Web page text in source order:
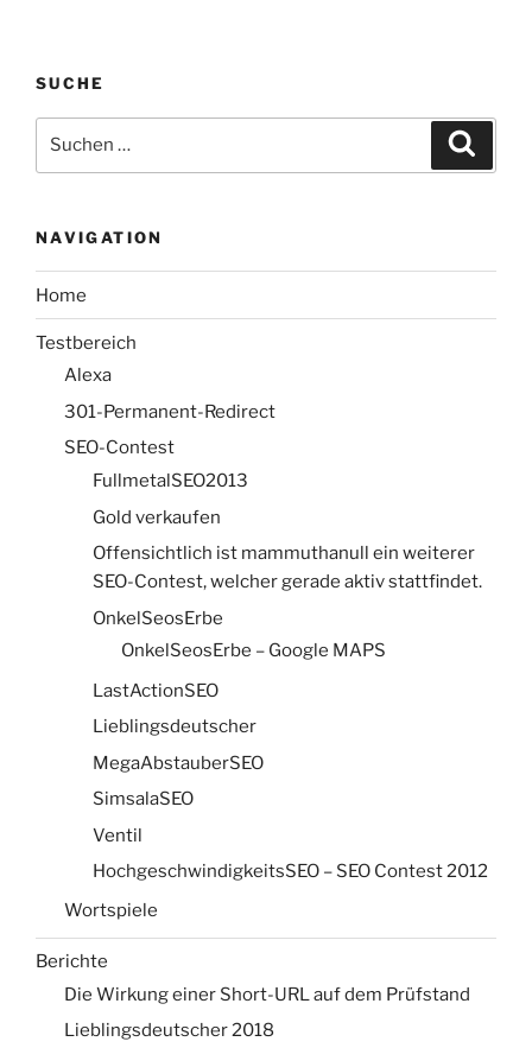
SUCHE
nach:
NAVIGATION
Home
Testbereich
Alexa
301-Permanent-Redirect
SEO-Contest
FullmetalSEO2013
Gold verkaufen
Offensichtlich ist mammuthanull ein weiterer
SEO-Contest, welcher gerade aktiv stattfindet.
OnkelSeosErbe
OnkelSeosErbe – Google MAPS
LastActionSEO
Lieblingsdeutscher
MegaAbstauberSEO
SimsalaSEO
Ventil
HochgeschwindigkeitsSEO – SEO Contest 2012
Wortspiele
Berichte
Die Wirkung einer Short-URL auf dem Prüfstand
Lieblingsdeutscher 2018